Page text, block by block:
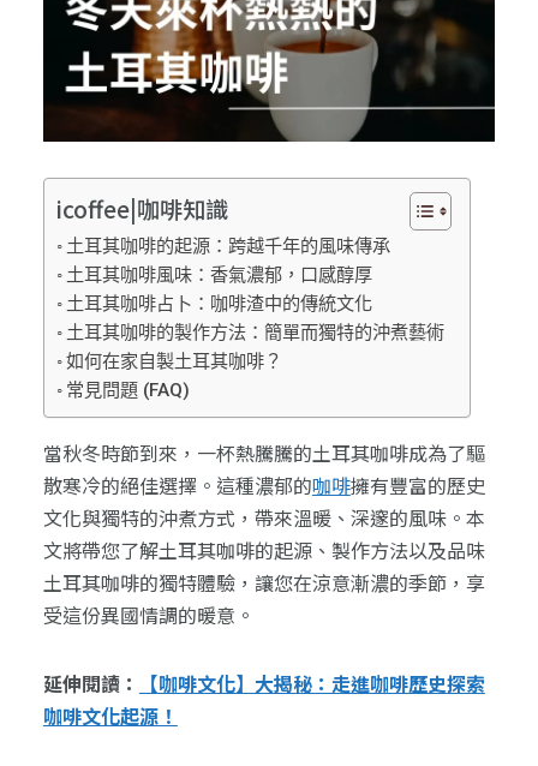
icoffee|咖啡知識
土耳其咖啡的起源：跨越千年的風味傳承
土耳其咖啡風味：香氣濃郁，口感醇厚
土耳其咖啡占卜：咖啡渣中的傳統文化
土耳其咖啡的製作方法：簡單而獨特的沖煮藝術
如何在家自製土耳其咖啡？
常見問題 (FAQ)
當秋冬時節到來，一杯熱騰騰的土耳其咖啡成為了驅
散寒冷的絕佳選擇。這種濃郁的咖啡擁有豐富的歷史
文化與獨特的沖煮方式，帶來溫暖、深邃的風味。本
文將帶您了解土耳其咖啡的起源、製作方法以及品味
土耳其咖啡的獨特體驗，讓您在涼意漸濃的季節，享
受這份異國情調的暖意。
延伸閱讀：
【咖啡文化】大揭秘：走進咖啡歷史探索
咖啡文化起源！